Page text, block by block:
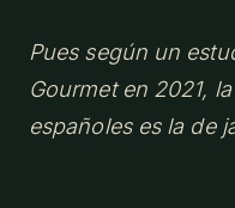
Pues según un
Gourmet en 2021,
españoles es la de